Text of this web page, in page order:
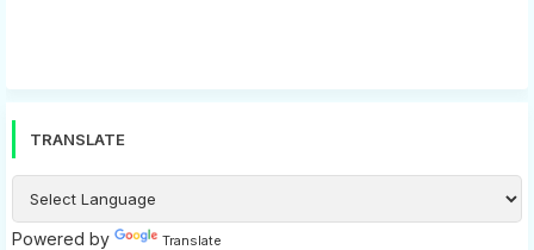
TRANSLATE
Powered by Translate